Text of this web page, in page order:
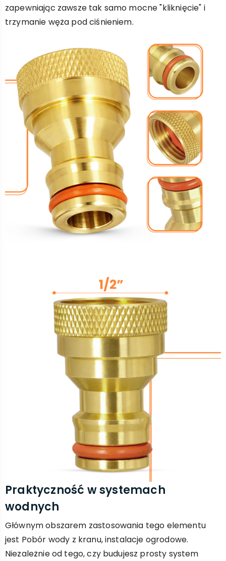
zapewniając zawsze tak samo mocne "kliknięcie" i
trzymanie węża pod ciśnieniem.
Praktyczność w systemach
wodnych
Głównym obszarem zastosowania tego elementu
jest Pobór wody z kranu, instalacje ogrodowe.
Niezależnie od tego, czy budujesz prosty system